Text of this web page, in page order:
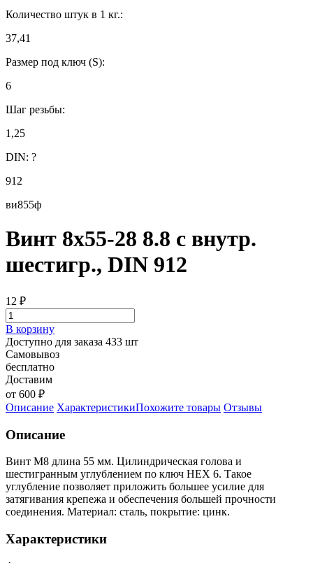
Количество штук в 1 кг.:
37,41
Размер под ключ (S):
6
Шаг резьбы:
1,25
DIN: ?
912
ви855ф
Винт 8х55-28 8.8 с внутр.
шестигр., DIN 912
12 ₽
В корзину
Доступно для заказа 433 шт
Самовывоз
бесплатно
Доставим
от 600 ₽
Описание ХарактеристикиПохожите товары Отзывы
Описание
Винт М8 длина 55 мм. Цилиндрическая голова и
шестигранным углублением по ключ HEX 6. Такое
углубление позволяет приложить большее усилие для
затягивания крепежа и обеспечения большей прочности
соединения. Материал: сталь, покрытие: цинк.
Характеристики